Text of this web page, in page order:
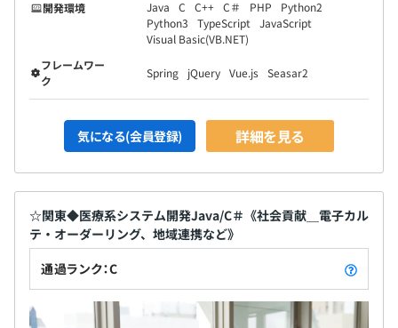
開発環境
Java C C++ C＃ PHP
Python2
Python3
TypeScript
JavaScript
Visual Basic(VB.NET)
フレームワー
ク
Spring jQuery Vue.js Seasar2
気になる(会員登録) 詳細を見る
☆関東◆医療系システム開発Java/C＃《社会貢献＿電子カル
テ・オーダーリング、地域連携など》
通過ランク：C